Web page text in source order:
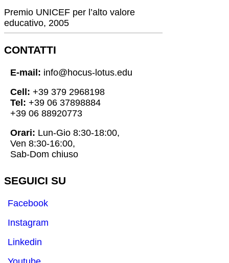
Premio UNICEF per l’alto valore
educativo, 2005
CONTATTI
E-mail: info@hocus-lotus.edu
Cell: +39 379 2968198
Tel: +39 06 37898884
+39 06 88920773
Orari: Lun-Gio 8:30-18:00,
Ven 8:30-16:00,
Sab-Dom chiuso
SEGUICI SU
Facebook
Instagram
Linkedin